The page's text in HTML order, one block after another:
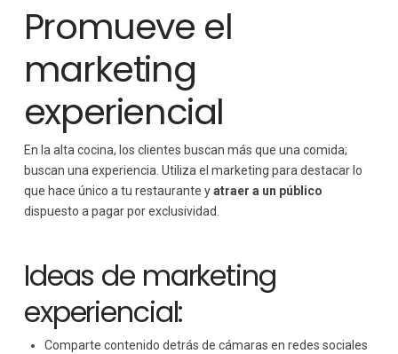
Promueve el
marketing
experiencial
En la alta cocina, los clientes buscan más que una comida;
buscan una experiencia. Utiliza el marketing para destacar lo
que hace único a tu restaurante yatraer a un público
dispuesto a pagar por exclusividad.
Ideas de marketing
experiencial:
Comparte contenido detrás de cámaras en redes sociales